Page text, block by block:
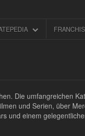
Die umfangreichen
und Serien, über
und einem